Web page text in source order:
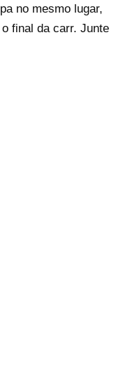
no mesmo lugar,
final da carr. Junte